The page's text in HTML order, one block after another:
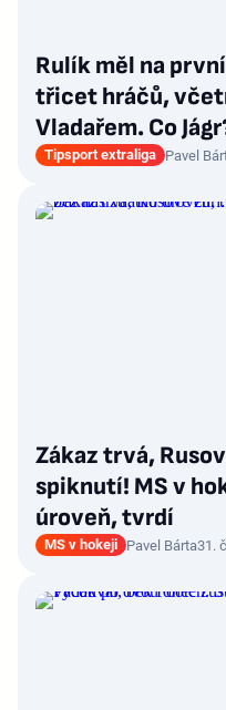
Rulík měl na
třicet hráčů,
Vladařem. Co
Tipsport extraliga Pavel
Zákaz trvá,
spiknutí! MS v
úroveň, tvrdí
MS v hokeji Pavel Bárta31.